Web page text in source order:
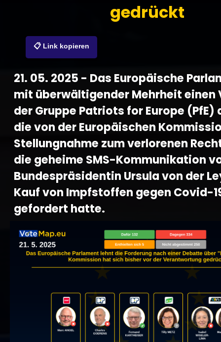
gedrückt
📋 Link kopieren
21. 05. 2025 - Das Europäische
mit überwältigender Mehrheit einen
der Gruppe Patriots for Europe (PfE)
die von der Europäischen
Stellungnahme zum verlorenen
die geheime SMS-Kommunikation
Bundespräsidentin Ursula von der
Kauf von Impfstoffen gegen Covid-
gefordert hatte.